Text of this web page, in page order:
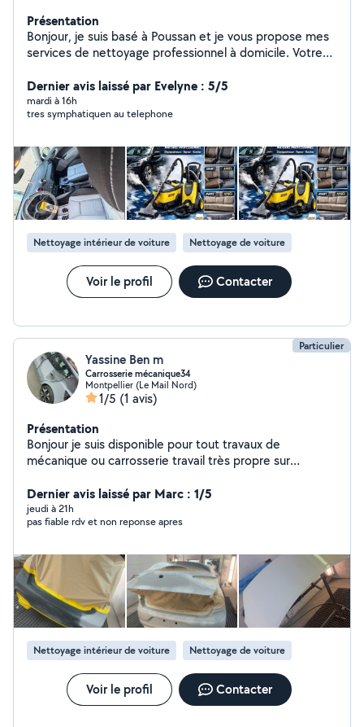
Présentation
Bonjour, je suis basé à Poussan et je vous propose mes
services de nettoyage professionnel à domicile. Votre
chez vous ! ... Nettoyage intérieur auto Canapés, tapis,
matelas Escaliers & zones difficiles Matériel
professionnel (shampouineuse, vapeur, Karcher)
rapide - contactez-moi !
Dernier avis laissé par Evelyne : 5/5
mardi à 16h
tres symphatiquen au telephone
Nettoyage intérieur de voiture Nettoyage de voiture
Voir le profil Contacter
Particulier
Yassine Ben m
Carrosserie mécanique34
Montpellier (Le Mail Nord)
1/5 (1 avis)
Présentation
Bonjour je suis disponible pour tout travaux de
mécanique ou carrosserie travail très propre sur
Dernier avis laissé par Marc : 1/5
jeudi à 21h
pas fiable rdv et non reponse apres
Nettoyage intérieur de voiture Nettoyage de voiture
Voir le profil Contacter